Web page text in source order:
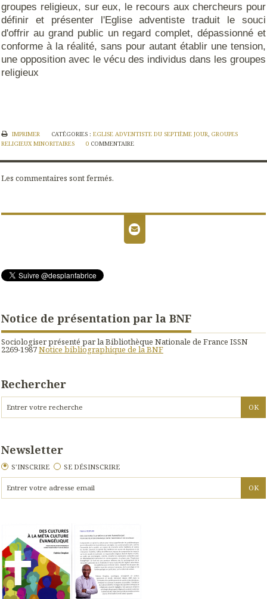
Notice de présentation par la BNF
Sociologiser présenté par la Bibliothèque Nationale de France ISSN
2269-1987Notice bibliographique de la BNF
Rechercher
Newsletter
S'INSCRIRE SE DÉSINSCRIRE
groupes religieux, sur eux, le recours aux chercheurs pour
définir et présenter l'Eglise adventiste traduit le souci
d'offrir au grand public un regard complet, dépassionné et
conforme à la réalité, sans pour autant établir une tension,
une opposition avec le vécu des individus dans les groupes
religieux
IMPRIMER CATÉGORIES : EGLISE ADVENTISTE DU SEPTIÈME JOUR, GROUPES
RELIGIEUX MINORITAIRES
0 COMMENTAIRE
Les commentaires sont fermés.